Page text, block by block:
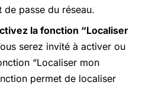
passe du réseau.
la fonction “Localiser
serez invité à activer ou
“Localiser mon
permet de localiser